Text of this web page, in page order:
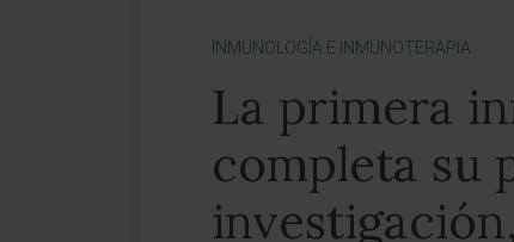
INMUNOLOGÍA E INMUNOTERAPIA
La primera
completa su